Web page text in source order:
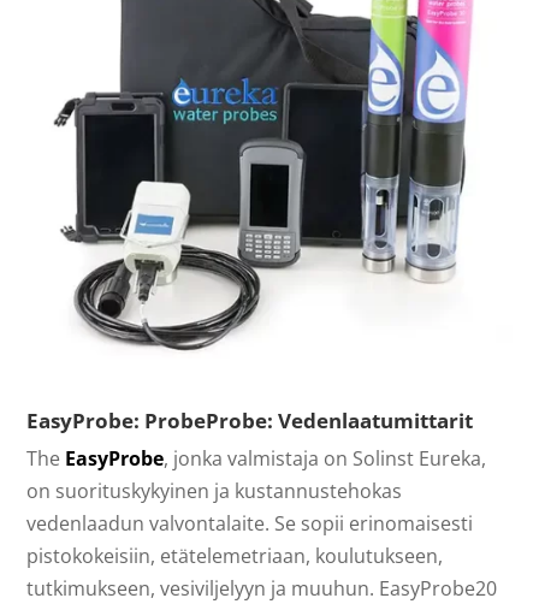
EasyProbe: ProbeProbe: Vedenlaatumittarit
The EasyProbe, jonka valmistaja on Solinst Eureka,
on suorituskykyinen ja kustannustehokas
vedenlaadun valvontalaite. Se sopii erinomaisesti
pistokokeisiin, etätelemetriaan, koulutukseen,
tutkimukseen, vesiviljelyyn ja muuhun. EasyProbe20